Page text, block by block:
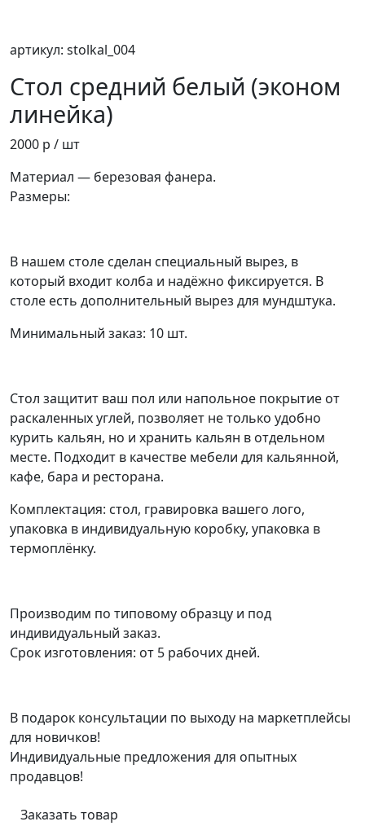
артикул: stolkal_004
Стол средний белый (эконом
линейка)
2000 р / шт
Материал — березовая фанера.
Размеры:
В нашем столе сделан специальный вырез, в
который входит колба и надёжно фиксируется. В
столе есть дополнительный вырез для мундштука.
Минимальный заказ: 10 шт.
Стол защитит ваш пол или напольное покрытие от
раскаленных углей, позволяет не только удобно
курить кальян, но и хранить кальян в отдельном
месте. Подходит в качестве мебели для кальянной,
кафе, бара и ресторана.
Комплектация: стол, гравировка вашего лого,
упаковка в индивидуальную коробку, упаковка в
термоплёнку.
Производим по типовому образцу и под
индивидуальный заказ.
Срок изготовления: от 5 рабочих дней.
В подарок консультации по выходу на маркетплейсы
для новичков!
Индивидуальные предложения для опытных
продавцов!
Заказать товар